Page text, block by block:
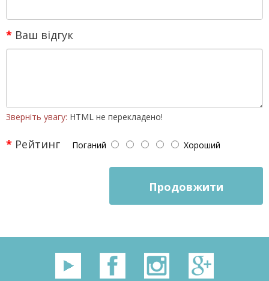
Ваш відгук
Зверніть увагу: HTML не перекладено!
Рейтинг Поганий Хороший
Продовжити